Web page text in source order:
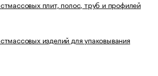
плит, полос, труб и профилей
изделий для упаковывания